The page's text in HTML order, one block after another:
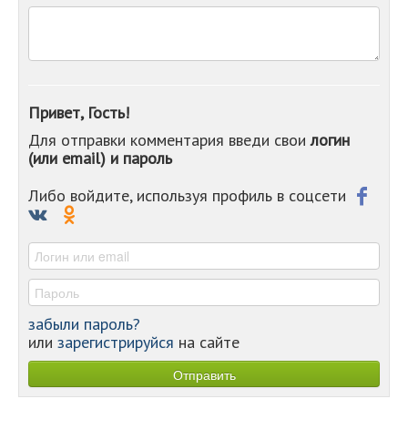
-
-
-
-
Привет, Гость!
Для отправки комментария введи своилогин
(или email) и пароль
Либо войдите, используя профиль в соцсети
забыли пароль?
или зарегистрируйся на сайте